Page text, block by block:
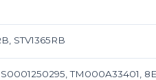
STV1365RB
TM000A33401,